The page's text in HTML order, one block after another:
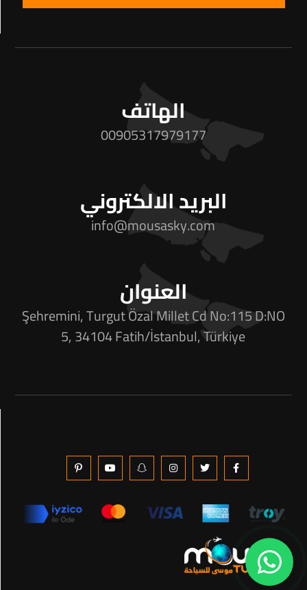
الهاتف
00905317979177
البريد الالكتروني
info@mousasky.com
العنوان
Şehremini, Turgut Özal Millet Cd No:115 D:NO
5, 34104 Fatih/İstanbul, Türkiye